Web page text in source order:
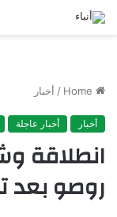
/ أخبار
أخبار أخبار عاجلة
انطلاقة
روصو بعد